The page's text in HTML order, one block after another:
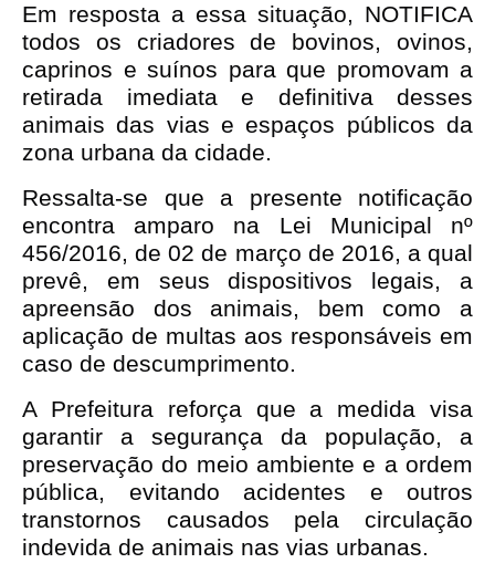
Em resposta a essa situação, NOTIFICA
todos os criadores de bovinos, ovinos,
caprinos e suínos para que promovam a
retirada imediata e definitiva desses
animais das vias e espaços públicos da
zona urbana da cidade.
Ressalta-se que a presente notificação
encontra amparo na Lei Municipal nº
456/2016, de 02 de março de 2016, a qual
prevê, em seus dispositivos legais, a
apreensão dos animais, bem como a
aplicação de multas aos responsáveis em
caso de descumprimento.
A Prefeitura reforça que a medida visa
garantir a segurança da população, a
preservação do meio ambiente e a ordem
pública, evitando acidentes e outros
transtornos causados pela circulação
indevida de animais nas vias urbanas.